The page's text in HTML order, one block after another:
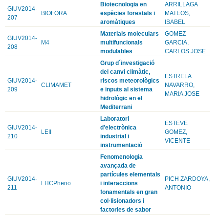
GIUV2014-
207
BIOFORA
Biotecnologia en
espècies forestals i
aromàtiques
ARRILLAGA
MATEOS,
ISABEL
GIUV2014-
208
M4
Materials moleculars
multifuncionals
modulables
GOMEZ
GARCIA,
CARLOS JOSE
GIUV2014-
209
CLIMAMET
Grup d´investigació
del canvi climàtic,
riscos meteorològics
e inputs al sistema
hidrològic en el
Mediterrani
ESTRELA
NAVARRO,
MARIA JOSE
GIUV2014-
210
LEII
Laboratori
d'electrònica
industrial i
instrumentació
ESTEVE
GOMEZ,
VICENTE
GIUV2014-
211
LHCPheno
Fenomenologia
avançada de
partícules elementals
i interaccions
fonamentals en gran
col·lisionadors i
factories de sabor
PICH ZARDOYA,
ANTONIO